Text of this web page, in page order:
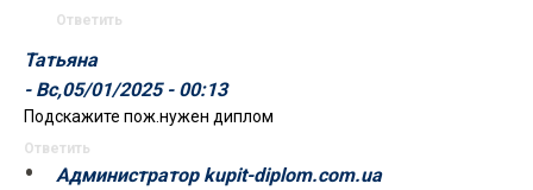
Ответить
Татьяна
- Вс,05/01/2025 - 00:13
Подскажите пож.нужен диплом
Ответить
Администратор kupit-diplom.com.ua